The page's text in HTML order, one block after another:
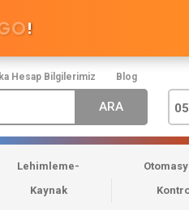
Hesap Bilgilerimiz Blog
!
Lehimleme-
Kaynak